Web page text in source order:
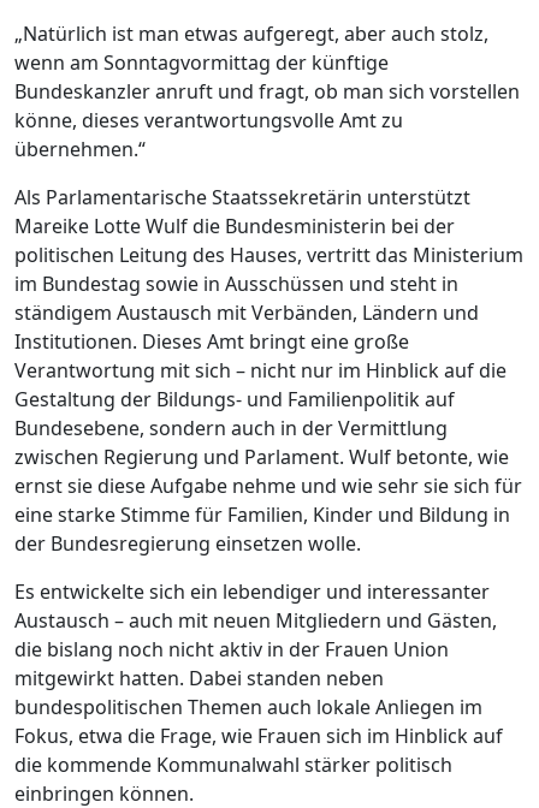
„Natürlich ist man etwas aufgeregt, aber auch stolz,
wenn am Sonntagvormittag der künftige
Bundeskanzler anruft und fragt, ob man sich vorstellen
könne, dieses verantwortungsvolle Amt zu
übernehmen.“
Als Parlamentarische Staatssekretärin unterstützt
Mareike Lotte Wulf die Bundesministerin bei der
politischen Leitung des Hauses, vertritt das Ministerium
im Bundestag sowie in Ausschüssen und steht in
ständigem Austausch mit Verbänden, Ländern und
Institutionen. Dieses Amt bringt eine große
Verantwortung mit sich – nicht nur im Hinblick auf die
Gestaltung der Bildungs- und Familienpolitik auf
Bundesebene, sondern auch in der Vermittlung
zwischen Regierung und Parlament. Wulf betonte, wie
ernst sie diese Aufgabe nehme und wie sehr sie sich für
eine starke Stimme für Familien, Kinder und Bildung in
der Bundesregierung einsetzen wolle.
Es entwickelte sich ein lebendiger und interessanter
Austausch – auch mit neuen Mitgliedern und Gästen,
die bislang noch nicht aktiv in der Frauen Union
mitgewirkt hatten. Dabei standen neben
bundespolitischen Themen auch lokale Anliegen im
Fokus, etwa die Frage, wie Frauen sich im Hinblick auf
die kommende Kommunalwahl stärker politisch
einbringen können.